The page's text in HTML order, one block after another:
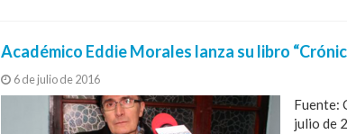
Académico Eddie Morales lanza su libro
6 de julio de 2016
Fuente:
julio de